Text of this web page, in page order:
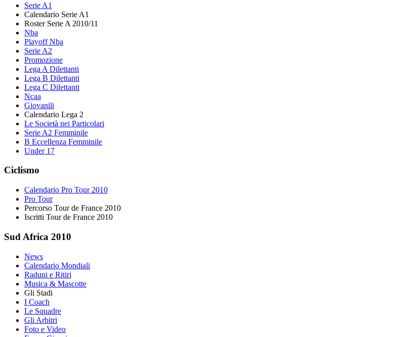
Serie A1
Calendario Serie A1
Roster Serie A 2010/11
Nba
Playoff Nba
Serie A2
Promozione
Lega A Dilettanti
Lega B Dilettanti
Lega C Dilettanti
Ncaa
Giovanili
Calendario Lega 2
Le Società nei Particolari
Serie A2 Femminile
B Eccellenza Femminile
Under 17
Ciclismo
Calendario Pro Tour 2010
Pro Tour
Percorso Tour de France 2010
Iscritti Tour de France 2010
Sud Africa 2010
News
Calendario Mondiali
Raduni e Ritiri
Musica & Mascotte
Gli Stadi
I Coach
Le Squadre
Gli Arbitri
Foto e Video